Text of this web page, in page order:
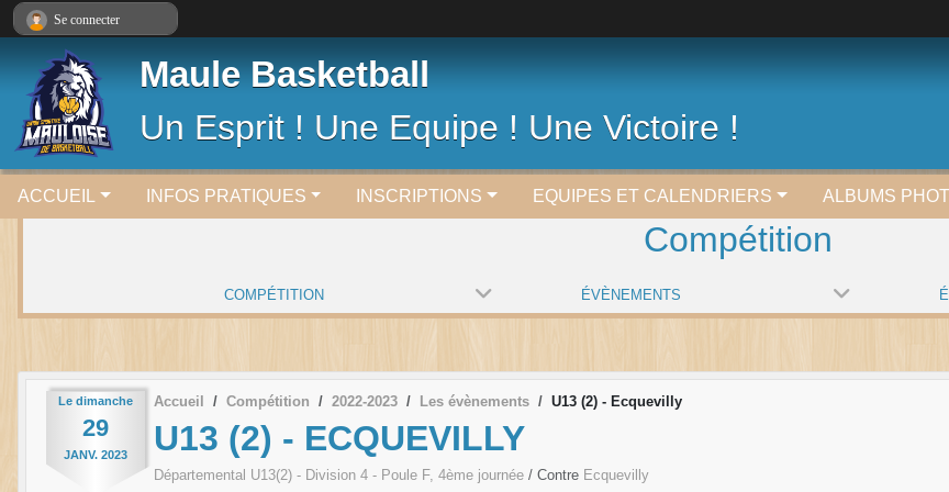
Maule Basketball
Un Esprit ! Une Equipe ! Une Victoire !
ACCUEIL INFOS PRATIQUES INSCRIPTIONS EQUIPES ET CALENDRIERS ALBUMS
Compétition
COMPÉTITION ÉVÈNEMENTS
Le dimanche
29
JANV. 2023
Accueil Compétition 2022-2023 Les évènements U13 (2) - Ecquevilly
U13 (2) - ECQUEVILLY
Départemental U13(2) - Division 4 - Poule F, 4ème journée / Contre Ecquevilly
Se connecter
Panneau de gestion des cookies